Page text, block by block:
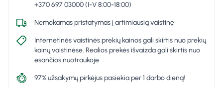
+370 697 03000 (I-V 8:00-18:00)
Nemokamas pristatymas į artimiausią vaistinę
Internetinės vaistinės prekių kainos gali skirtis nuo prekių
kainų vaistinėse. Realios prekės išvaizda gali skirtis nuo
esančios nuotraukoje
97% užsakymų pirkėjus pasiekia per 1 darbo dieną!